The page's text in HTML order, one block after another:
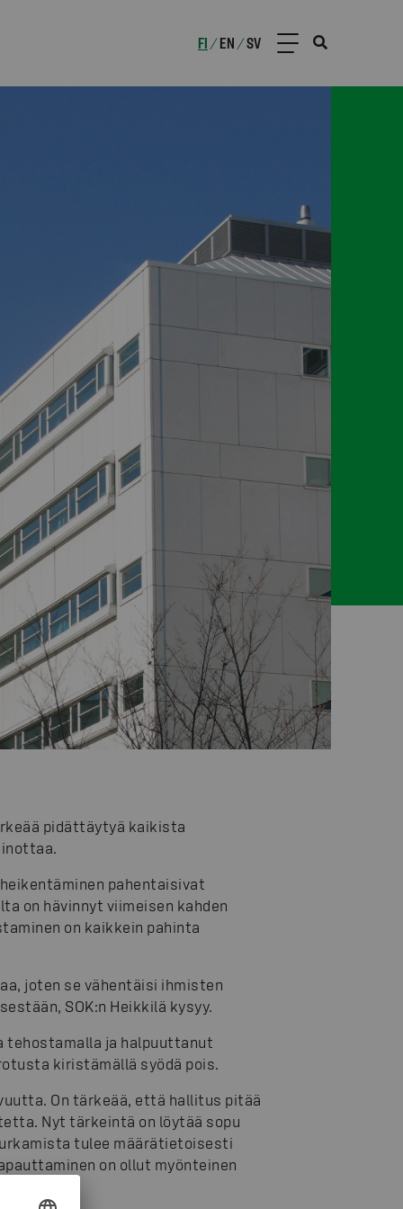
FI /EN /SV
pidättäytyä kaikista
pahentaisivat
on hävinnyt viimeisen kahden
on kaikkein pahinta
joten se vähentäisi ihmisten
SOK:n Heikkilä kysyy.
tehostamalla ja halpuuttanut
kiristämällä syödä pois.
On tärkeää, että hallitus pitää
Nyt tärkeintä on löytää sopu
tulee määrätietoisesti
on ollut myönteinen